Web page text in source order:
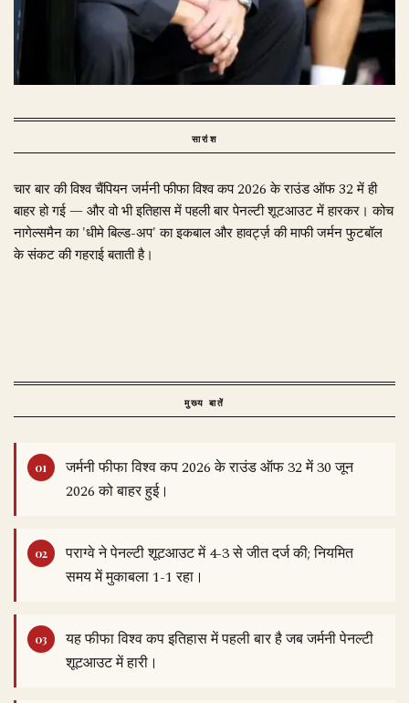
सारांश
चार बार की विश्व चैंपियन जर्मनी फीफा विश्व कप 2026 के राउंड ऑफ 32 में ही
बाहर हो गई — और वो भी इतिहास में पहली बार पेनल्टी शूटआउट में हारकर। कोच
नागेल्समैन का 'धीमे बिल्ड-अप' का इकबाल और हावर्ट्ज़ की माफी जर्मन फुटबॉल
के संकट की गहराई बताती है।
मुख्य बातें
जर्मनी फीफा विश्व कप 2026 के राउंड ऑफ 32 में 30 जून
2026 को बाहर हुई।
पराग्वे ने पेनल्टी शूटआउट में 4-3 से जीत दर्ज की; नियमित
समय में मुकाबला 1-1 रहा।
यह फीफा विश्व कप इतिहास में पहली बार है जब जर्मनी पेनल्टी
शूटआउट में हारी।